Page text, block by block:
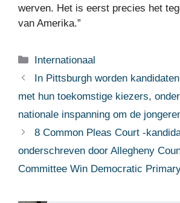
werven. Het is eerst precies het
van Amerika.”
Categorieën
Internationaal
In Pittsburgh worden
met hun toekomstige kiezers,
nationale inspanning om de
8 Common Pleas Court -
onderschreven door Allegheny
Committee Win Democratic